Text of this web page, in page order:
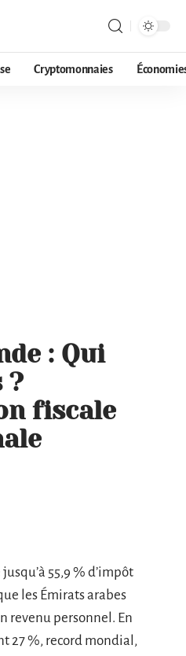
Cryptomonnaies
: Qui
?
fiscale
55,9 % d’impôt
les Émirats arabes
revenu personnel. En
27 %, record mondial,